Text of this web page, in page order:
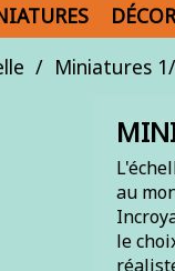
Miniatures
au
le